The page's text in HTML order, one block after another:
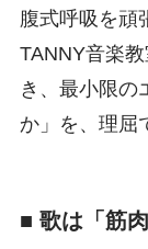
腹式呼吸を頑
TANNY音楽
き、最小限の
か」を、理屈
■ 歌は「筋